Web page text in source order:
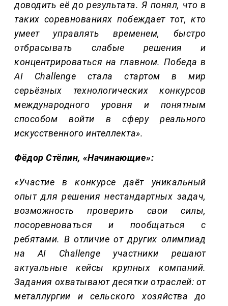
доводить её до результата. Я понял, что в
таких соревнованиях побеждает тот, кто
умеет управлять временем, быстро
отбрасывать слабые решения и
концентрироваться на главном. Победа в
AI Challenge стала стартом в мир
серьёзных технологических конкурсов
международного уровня и понятным
способом войти в сферу реального
искусственного интеллекта».
Фёдор Стёпин, «Начинающие»:
«Участие в конкурсе даёт уникальный
опыт для решения нестандартных задач,
возможность проверить свои силы,
посоревноваться и пообщаться с
ребятами. В отличие от других олимпиад
на AI Challenge участники решают
актуальные кейсы крупных компаний.
Задания охватывают десятки отраслей: от
металлургии и сельского хозяйства до